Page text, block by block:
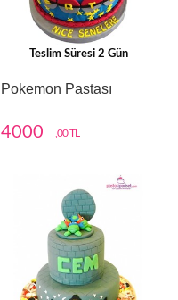
Teslim Süresi 2 Gün
Pokemon Pastası
4000 ,00 TL